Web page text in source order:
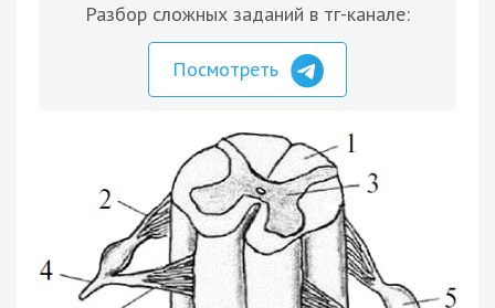
Разбор сложных заданий в тг-канале:
Посмотреть